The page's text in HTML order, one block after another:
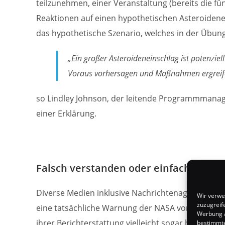
Wir
Werbung
teilzunehmen, einer Veranstaltung (bereits die
Reaktionen auf einen hypothetischen
das hypothetische Szenario, welches in der
„Ein großer Asteroideneinschlag ist
Voraus vorhersagen und Maßnahmen
so Lindley Johnson, der leitende
einer Erklärung.
Falsch verstanden oder einfach
Diverse Medien inklusive Nachrichtenagenturen
eine tatsächliche Warnung der NASA vor einem